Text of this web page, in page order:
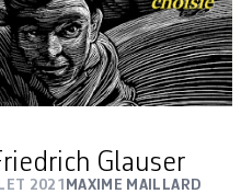
Glauser
2021 MAXIME MAILLARD